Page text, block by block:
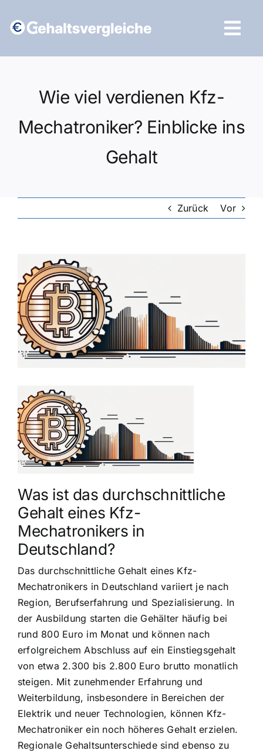
Inhalt
Wie viel verdienen Kfz-
Mechatroniker? Einblicke ins
Gehalt
Zurück Vor
grösseres
Bild
Was ist das durchschnittliche
Gehalt eines Kfz-
Mechatronikers in
Deutschland?
Das durchschnittliche Gehalt eines Kfz-
Mechatronikers in Deutschland variiert je nach
Region, Berufserfahrung und Spezialisierung. In
der Ausbildung starten die Gehälter häufig bei
rund 800 Euro im Monat und können nach
erfolgreichem Abschluss auf ein Einstiegsgehalt
von etwa 2.300 bis 2.800 Euro brutto monatlich
steigen. Mit zunehmender Erfahrung und
Weiterbildung, insbesondere in Bereichen der
Elektrik und neuer Technologien, können Kfz-
Mechatroniker ein noch höheres Gehalt erzielen.
Regionale Gehaltsunterschiede sind ebenso zu